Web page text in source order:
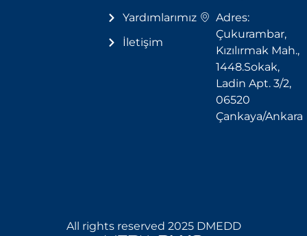
Yardımlarımız
İletişim
Adres:
Çukurambar,
Kızılırmak Mah.,
1448.Sokak,
Ladin Apt. 3/2,
06520
Çankaya/Ankara
All rights reserved 2025 DMEDD